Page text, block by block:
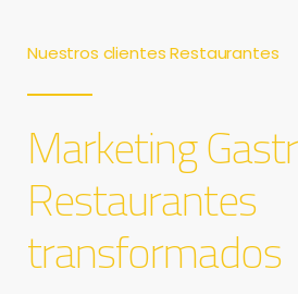
Nuestros clientes Restaurantes
Marketing
Restaurantes
transformados